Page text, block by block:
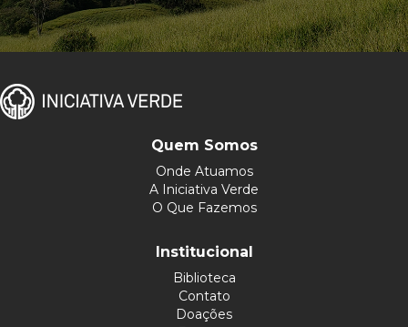
Quem Somos
Onde Atuamos
A Iniciativa Verde
O Que Fazemos
Institucional
Biblioteca
Contato
Doações